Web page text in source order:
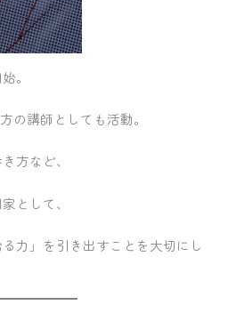
。
の講師としても活動。
方など、
として、
力」を引き出すことを大切にし